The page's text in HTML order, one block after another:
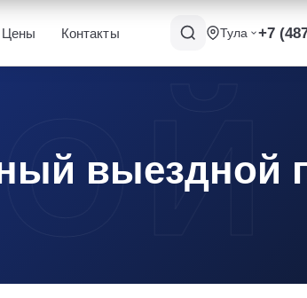
Цены Контакты Тула +7
выездной